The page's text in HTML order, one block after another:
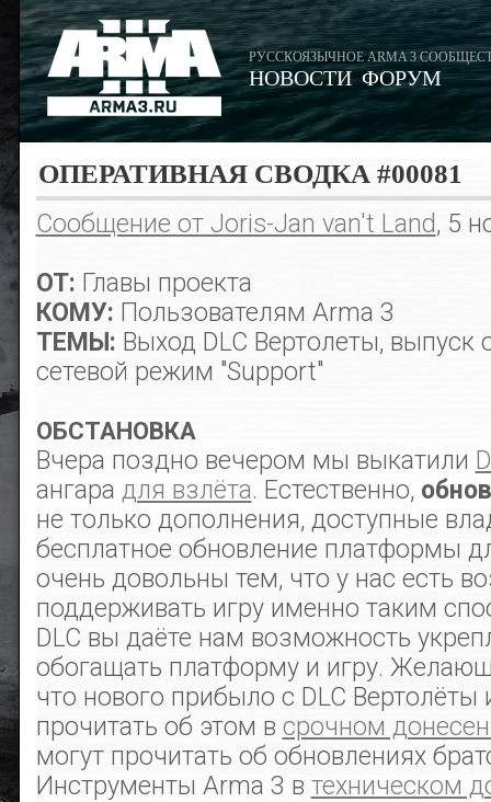
РУССКОЯЗЫЧНОЕ ARMA 3
НОВОСТИ ФОРУМ
ОПЕРАТИВНАЯ СВОДКА #00081
Сообщение от Joris-Jan van't Land, 5
ОТ: Главы проекта
КОМУ: Пользователям Arma 3
ТЕМЫ: Выход DLC Вертолеты, выпуск
сетевой режим "Support"
ОБСТАНОВКА
Вчера поздно вечером мы выкатили
ангара для взлёта. Естественно,
не только дополнения, доступные
бесплатное обновление платформы
очень довольны тем, что у нас есть
поддерживать игру именно таким
DLC вы даёте нам возможность
обогащать платформу и игру.
что нового прибыло с DLC Вертолёты
прочитать об этом в срочном
могут прочитать об обновлениях
Инструменты Arma 3 в техническом